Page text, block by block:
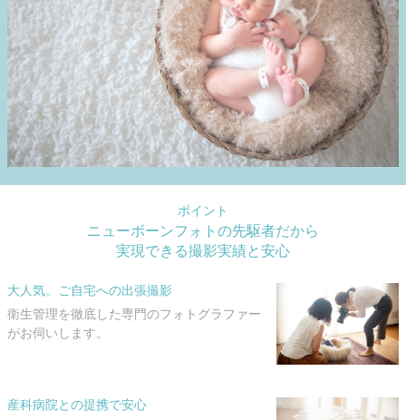
ポイント
ニューボーンフォトの先駆者だから
実現できる撮影実績と安心
大人気。ご自宅への出張撮影
衛生管理を徹底した専門のフォトグラファー
がお伺いします。
産科病院との提携で安心